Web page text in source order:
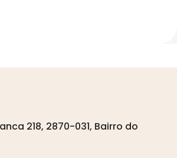
218, 2870-031, Bairro do